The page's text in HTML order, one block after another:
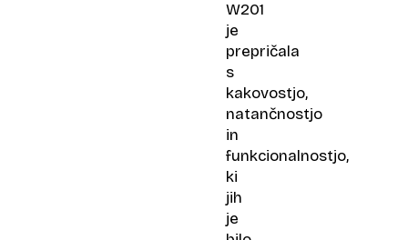
W201
je
prepričala
s
kakovostjo,
natančnostjo
in
funkcionalnostjo,
ki
jih
je